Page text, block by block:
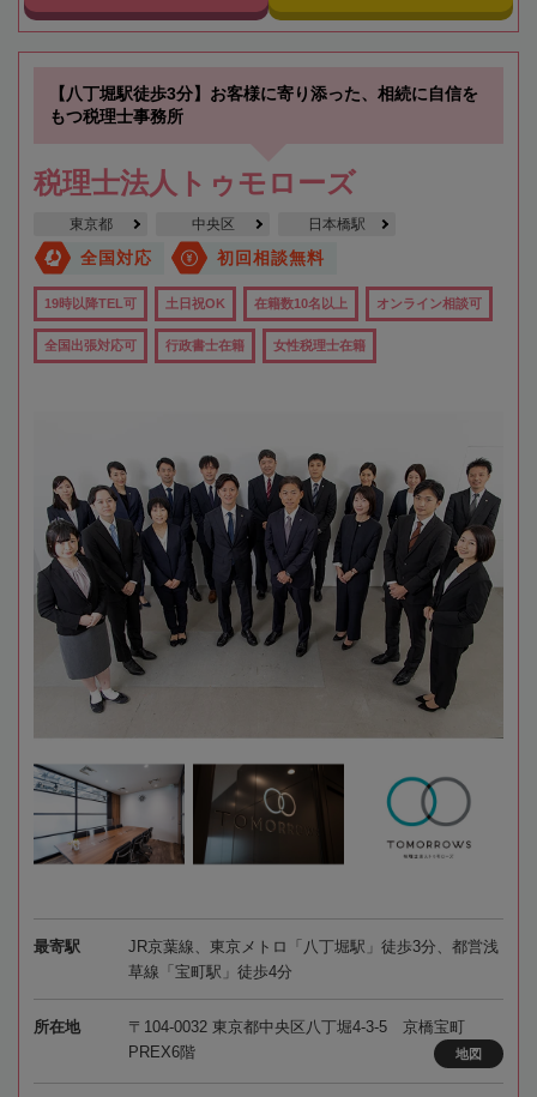
【八丁堀駅徒歩3分】お客様に寄り添った、相続に自信を
もつ税理士事務所
税理士法人トゥモローズ
東京都 中央区 日本橋駅
全国対応 初回相談無料
19時以降TEL可 土日祝OK 在籍数10名以上 オンライン相談可
全国出張対応可 行政書士在籍 女性税理士在籍
最寄駅
JR京葉線、東京メトロ「八丁堀駅」徒歩3分、都営浅
草線「宝町駅」徒歩4分
所在地
〒104-0032 東京都中央区八丁堀4-3-5 京橋宝町
PREX6階
地図